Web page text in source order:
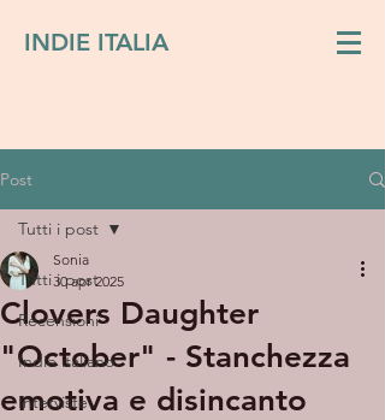
INDIE ITALIA
Post
Tutti i post
Recensioni
Indie italiano
Interviste
Tutti i post
Clovers Daughter
"October" - Stanchezza
emotiva e disincanto
Sonia
30 apr 2025